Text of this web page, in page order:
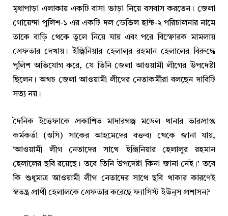
মৃধাপাড়া এলাকায় একটি বাসা ভাড়া নিয়ে বসবাস করতেন। জেলা
গোয়েন্দা পুলিশ-১ এর একটি দল ডেভিল হান্ট-২ পরিচালনার নামে
তাকে বাড়ি থেকে তুলে নিয়ে যায় এবং পরে বিস্ফোরক মামলায়
গ্রেফতার দেখায়। ইঞ্জিনিয়ার হেলালুর রহমান হেলালের বিরুদ্ধে
পুলিশ অভিযোগ করে, যে তিনি জেলা আওয়ামী লীগের উপদেষ্টা
ছিলেন। অথচ জেলা আওয়ামী লীগের নেতাকর্মীরা বলছেন দাবিটি
সত্য নয়।
দৈনিক ইত্তেফাকে প্রকাশিত মাদারগঞ্জ মডেল থানার ভারপ্রাপ্ত
কর্মকর্তা (ওসি) সাকের আহমেদের বক্তব্য থেকে জানা যায়,
‘আওয়ামী লীগ নেতাদের সাথে ইঞ্জিনিয়ার হেলালুর রহমান
হেলালের ছবি রয়েছে। তবে তিনি উপদেষ্টা কিনা জানা নেই।’ তবে
কি শুধুমাত্র আওয়ামী লীগ নেতাদের সাথে ছবি থাকার কারণেই
স্বতন্ত্র প্রার্থী হেলালকে গ্রেফতার করেছে ফ্যাসিস্ট ইউনূস প্রশাসন?